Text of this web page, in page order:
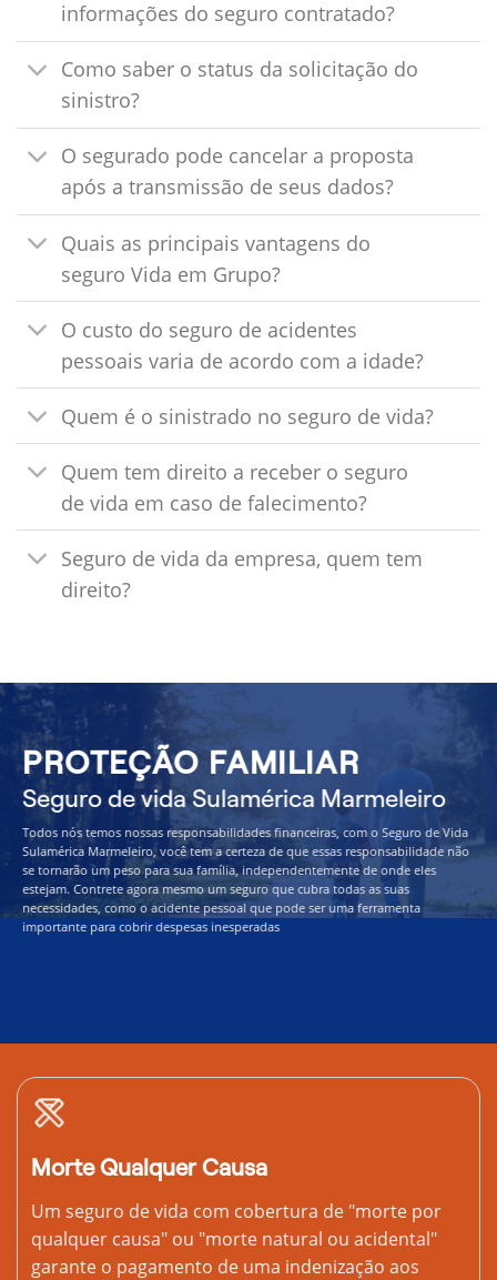
informações do seguro contratado?
Como saber o status da solicitação do
sinistro?
O segurado pode cancelar a proposta
após a transmissão de seus dados?
Quais as principais vantagens do
seguro Vida em Grupo?
O custo do seguro de acidentes
pessoais varia de acordo com a idade?
Quem é o sinistrado no seguro de vida?
Quem tem direito a receber o seguro
de vida em caso de falecimento?
Seguro de vida da empresa, quem tem
direito?
PROTEÇÃO FAMILIAR
Seguro de vida Sulamérica Marmeleiro
Todos nós temos nossas responsabilidades financeiras, com o Seguro de Vida
Sulamérica Marmeleiro, você tem a certeza de que essas responsabilidade não
se tornarão um peso para sua família, independentemente de onde eles
estejam. Contrete agora mesmo um seguro que cubra todas as suas
necessidades, como o acidente pessoal que pode ser uma ferramenta
importante para cobrir despesas inesperadas
Morte Qualquer Causa
Um seguro de vida com cobertura de "morte por
qualquer causa" ou "morte natural ou acidental"
garante o pagamento de uma indenização aos